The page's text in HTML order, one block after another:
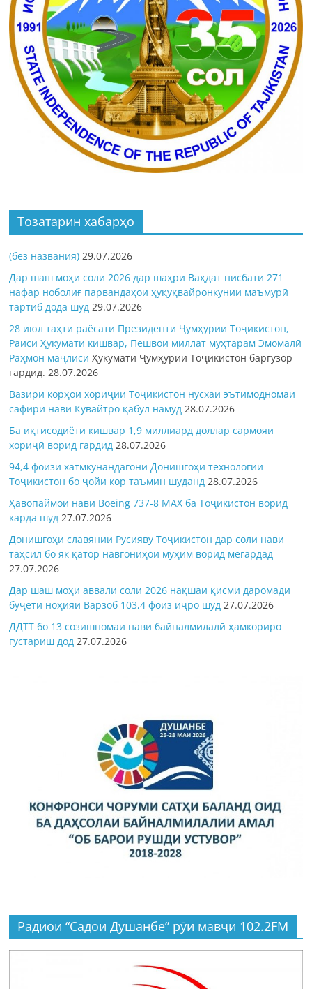
Тозатарин хабарҳо
(без названия) 29.07.2026
Дар шаш моҳи соли 2026 дар шаҳри Ваҳдат нисбати 271
нафар ноболиғ парвандаҳои ҳуқуқвайронкунии маъмурӣ
тартиб дода шуд 29.07.2026
28 июл таҳти раёсати Президенти Ҷумҳурии Тоҷикистон,
Раиси Ҳукумати кишвар, Пешвои миллат муҳтарам Эмомалӣ
Раҳмон маҷлисиҲукумати Ҷумҳурии Тоҷикистон баргузор
гардид.28.07.2026
Вазири корҳои хориҷии Тоҷикистон нусхаи эътимодномаи
сафири нави Кувайтро қабул намуд 28.07.2026
Ба иқтисодиёти кишвар 1,9 миллиард доллар сармояи
хориҷӣ ворид гардид 28.07.2026
94,4 фоизи хатмкунандагони Донишгоҳи технологии
Тоҷикистон бо ҷойи кор таъмин шуданд 28.07.2026
Ҳавопаймои нави Boeing 737-8 MAX ба Тоҷикистон ворид
карда шуд 27.07.2026
Донишгоҳи славянии Русияву Тоҷикистон дар соли нави
таҳсил бо як қатор навгониҳои муҳим ворид мегардад
27.07.2026
Дар шаш моҳи аввали соли 2026 нақшаи қисми даромади
буҷети ноҳияи Варзоб 103,4 фоиз иҷро шуд 27.07.2026
ДДТТ бо 13 созишномаи нави байналмилалӣ ҳамкориро
густариш дод 27.07.2026
Радиои “Садои Душанбе” рӯи мавҷи 102.2FM